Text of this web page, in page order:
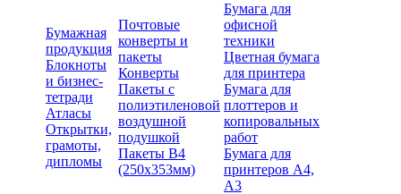
Бумажная
продукция
Блокноты
и бизнес-
тетради
Атласы
Открытки,
грамоты,
дипломы
Почтовые
конверты и
пакеты
Конверты
Пакеты с
полиэтиленовой
воздушной
подушкой
Пакеты В4
(250х353мм)
Бумага для
офисной
техники
Цветная бумага
для принтера
Бумага для
плоттеров и
копировальных
работ
Бумага для
принтеров А4,
А3